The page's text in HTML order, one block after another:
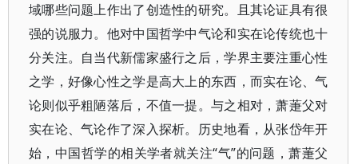
域哪些问题上作出了创造性的研究。且其论证具有很
强的说服力。他对中国哲学中气论和实在论传统也十
分关注。自当代新儒家盛行之后，学界主要注重心性
之学，好像心性之学是高大上的东西，而实在论、气
论则似乎粗陋落后，不值一提。与之相对，萧萐父对
实在论、气论作了深入探析。历史地看，从张岱年开
始，中国哲学的相关学者就关注“气”的问题，萧萐父